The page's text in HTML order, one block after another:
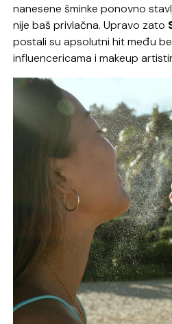
nanesene šminke ponovno
nije baš privlačna. Upravo zato
postali su apsolutni hit među
influencericama i makeup